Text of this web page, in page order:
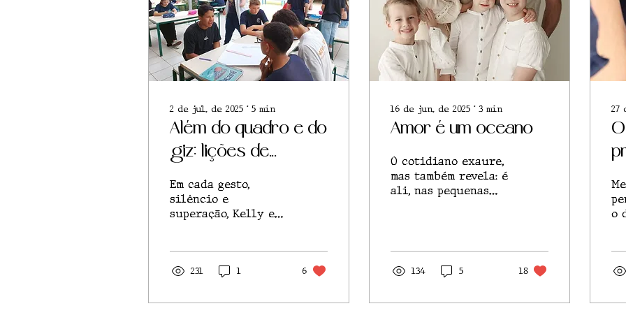
2 de jul. de 2025 ∙ 5 min
Além do quadro e do
giz: lições de
coragem e
representatividade
Em cada gesto,
silêncio e
superação, Kelly e
representatividade
231 1 6
16 de jun. de 2025 ∙ 3 min
Amor é um oceano
O cotidiano exaure,
mas também revela: é
ali, nas pequenas
134 5 18
27
o